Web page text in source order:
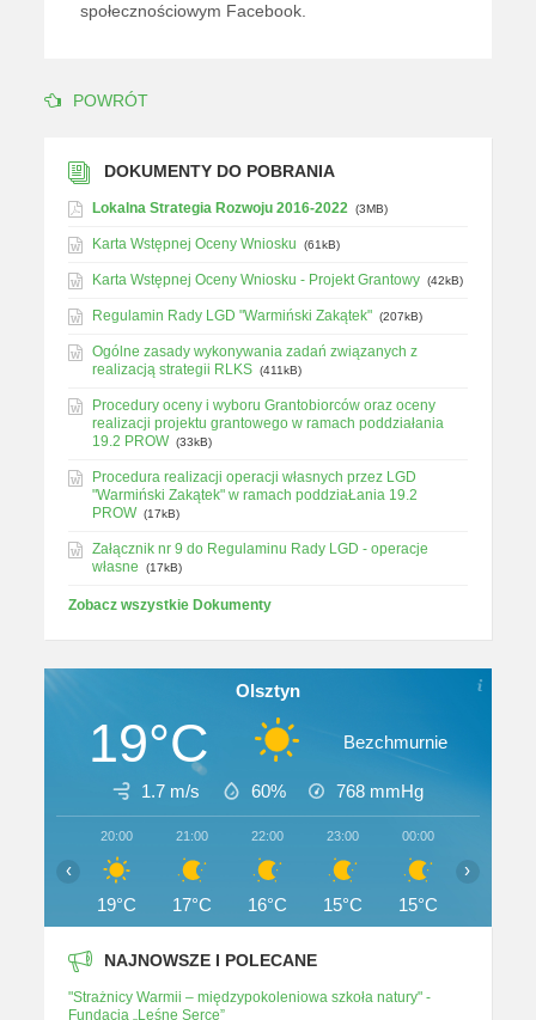
społecznościowym Facebook.
POWRÓT
DOKUMENTY DO POBRANIA
Lokalna Strategia Rozwoju 2016-2022 (3MB)
Karta Wstępnej Oceny Wniosku (61kB)
Karta Wstępnej Oceny Wniosku - Projekt Grantowy (42kB)
Regulamin Rady LGD "Warmiński Zakątek" (207kB)
Ogólne zasady wykonywania zadań związanych z
realizacją strategii RLKS (411kB)
Procedury oceny i wyboru Grantobiorców oraz oceny
realizacji projektu grantowego w ramach poddziałania
19.2 PROW (33kB)
Procedura realizacji operacji własnych przez LGD
"Warmiński Zakątek" w ramach poddziaŁania 19.2
PROW (17kB)
Załącznik nr 9 do Regulaminu Rady LGD - operacje
własne
(17kB)
Zobacz wszystkie Dokumenty
Olsztyn
19°C Bezchmurnie
1.7 m/s 60% 768 mmHg
20:00
19°C
21:00
17°C
22:00
16°C
23:00
15°C
00:00
15°C
‹ ›
NAJNOWSZE I POLECANE
"Strażnicy Warmii – międzypokoleniowa szkoła natury" -
Fundacja „Leśne Serce”